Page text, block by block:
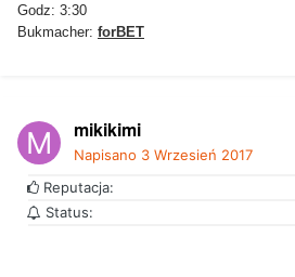
Godz: 3:30
Bukmacher: forBET
mikikimi
Napisano 3 Wrzesień 2017
Reputacja:
Status: